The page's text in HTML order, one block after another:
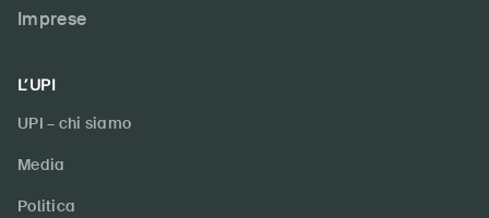
Imprese
L’UPI
UPI – chi siamo
Media
Politica